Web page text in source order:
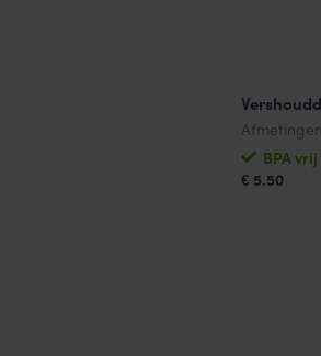
Afmetingen:
BPA vrij
€ 5.50